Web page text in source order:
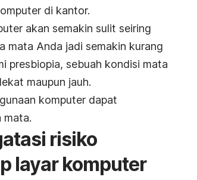
di kantor.
akan semakin sulit seiring
mata Anda jadi semakin kurang
presbiopia, sebuah kondisi mata
maupun jauh.
komputer dapat
mata.
risiko
layar komputer